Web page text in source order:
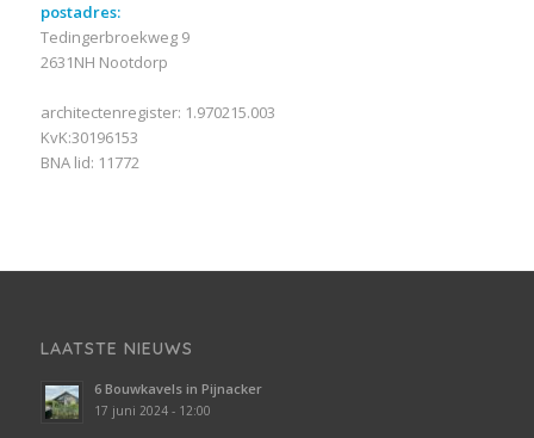
postadres:
Tedingerbroekweg 9
2631NH Nootdorp
architectenregister: 1.970215.003
KvK:30196153
BNA lid: 11772
LAATSTE NIEUWS
6 Bouwkavels in Pijnacker
17 juni 2024 - 12:00